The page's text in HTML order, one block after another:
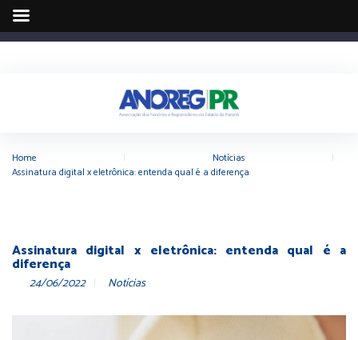
Home Notícias
Assinatura digital x eletrônica: entenda qual é a diferença
Assinatura digital x eletrônica: entenda qual é a
diferença
24/06/2022 Notícias